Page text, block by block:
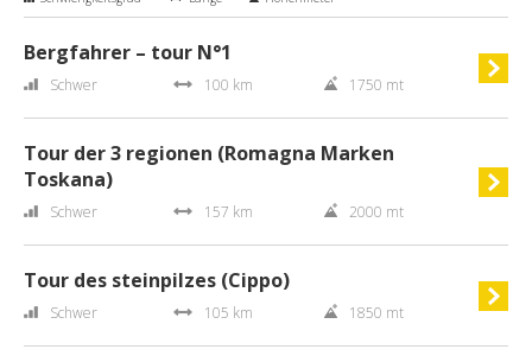
Bergfahrer – tour N°1
Schwer 100 km 1750 mt
Tour der 3 regionen (Romagna Marken
Toskana)
Schwer 157 km 2000 mt
Tour des steinpilzes (Cippo)
Schwer 105 km 1850 mt